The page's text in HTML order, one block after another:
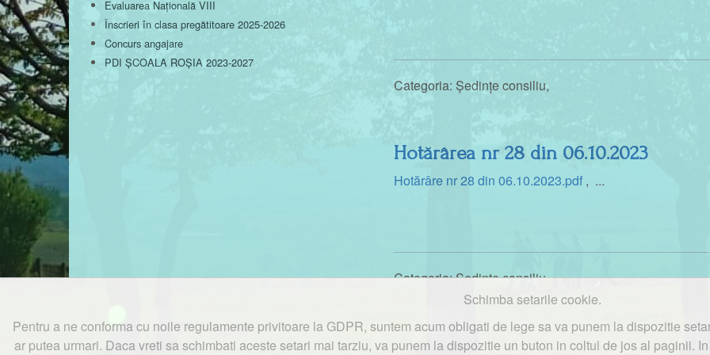
Evaluarea Națională VIII
Înscrieri în clasa pregătitoare 2025-2026
Concurs angajare
PDI ȘCOALA ROȘIA 2023-2027
Categoria: Ședințe consiliu,
Hotărârea nr 28 din 06.10.2023
Hotărâre nr 28 din 06.10.2023.pdf , ...
Categoria:Ședințe consiliu,
Schimba setarile cookie.
Pentru a ne conforma cu noile regulamente privitoare la GDPR, suntem acum obligati de lege sa va punem la dispozitie
ar putea urmari. Daca vreti sa schimbati aceste setari mai tarziu, va punem la dispozitie un buton in coltul de jos al paginii.